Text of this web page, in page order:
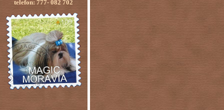
telefon: 777- 082 702